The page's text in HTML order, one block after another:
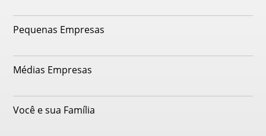
Pequenas Empresas
Médias Empresas
Você e sua Família